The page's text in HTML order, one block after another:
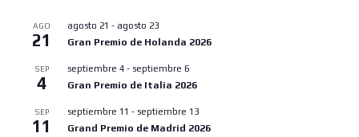
AGO
21
agosto 21 - agosto 23
Gran Premio de Holanda 2026
SEP
4
septiembre 4 - septiembre 6
Gran Premio de Italia 2026
SEP
11
septiembre 11 - septiembre 13
Grand Premio de Madrid 2026